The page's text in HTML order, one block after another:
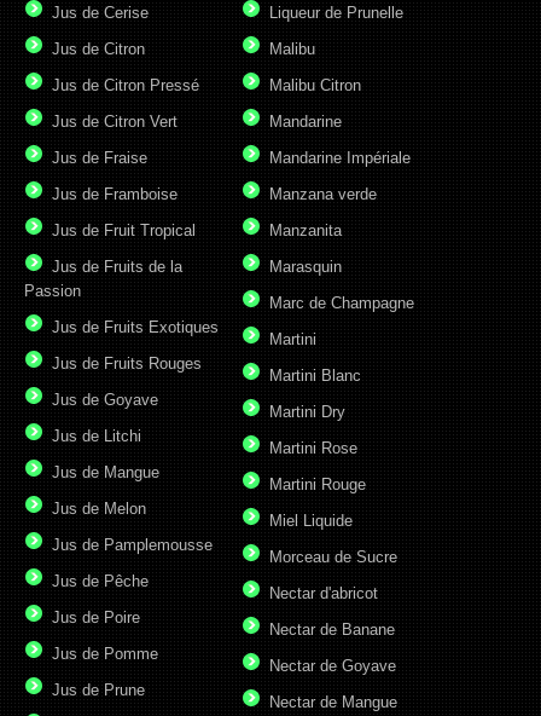
Jus de Cerise
Jus de Citron
Jus de Citron Pressé
Jus de Citron Vert
Jus de Fraise
Jus de Framboise
Jus de Fruit Tropical
Jus de Fruits de la
Passion
Jus de Fruits Exotiques
Jus de Fruits Rouges
Jus de Goyave
Jus de Litchi
Jus de Mangue
Jus de Melon
Jus de Pamplemousse
Jus de Pêche
Jus de Poire
Jus de Pomme
Jus de Prune
Liqueur de Prunelle
Malibu
Malibu Citron
Mandarine
Mandarine Impériale
Manzana verde
Manzanita
Marasquin
Marc de Champagne
Martini
Martini Blanc
Martini Dry
Martini Rose
Martini Rouge
Miel Liquide
Morceau de Sucre
Nectar d'abricot
Nectar de Banane
Nectar de Goyave
Nectar de Mangue